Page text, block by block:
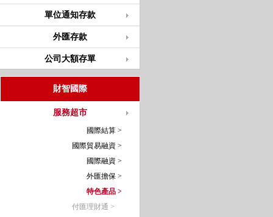
單位通知存款
外匯存款
公司大額存單
財智國際
服務超市
國際結算 >
國際貿易融資 >
國際融資 >
外匯擔保 >
特色產品 >
付匯理財通 >